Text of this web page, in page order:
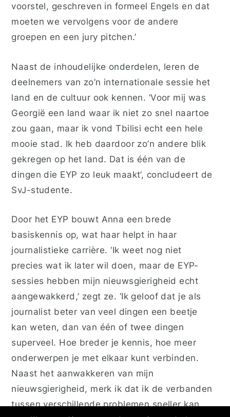
voorstel, geschreven in formeel Engels en dat
moeten we vervolgens voor de andere
groepen en een jury pitchen.’
Naast de inhoudelijke onderdelen, leren de
deelnemers van zo’n internationale sessie het
land en de cultuur ook kennen. ‘Voor mij was
Georgië een land waar ik niet zo snel naartoe
zou gaan, maar ik vond Tbilisi echt een hele
mooie stad. Ik heb daardoor zo’n andere blik
gekregen op het land. Dat is één van de
dingen die EYP zo leuk maakt’, concludeert de
SvJ-studente.
Door het EYP bouwt Anna een brede
basiskennis op, wat haar helpt in haar
journalistieke carrière. ‘Ik weet nog niet
precies wat ik later wil doen, maar de EYP-
sessies hebben mijn nieuwsgierigheid echt
aangewakkerd,’ zegt ze. ‘Ik geloof dat je als
journalist beter van veel dingen een beetje
kan weten, dan van één of twee dingen
superveel. Hoe breder je kennis, hoe meer
onderwerpen je met elkaar kunt verbinden.
Naast het aanwakkeren van mijn
nieuwsgierigheid, merk ik dat ik de verbanden
tussen verschillende problemen sneller kan